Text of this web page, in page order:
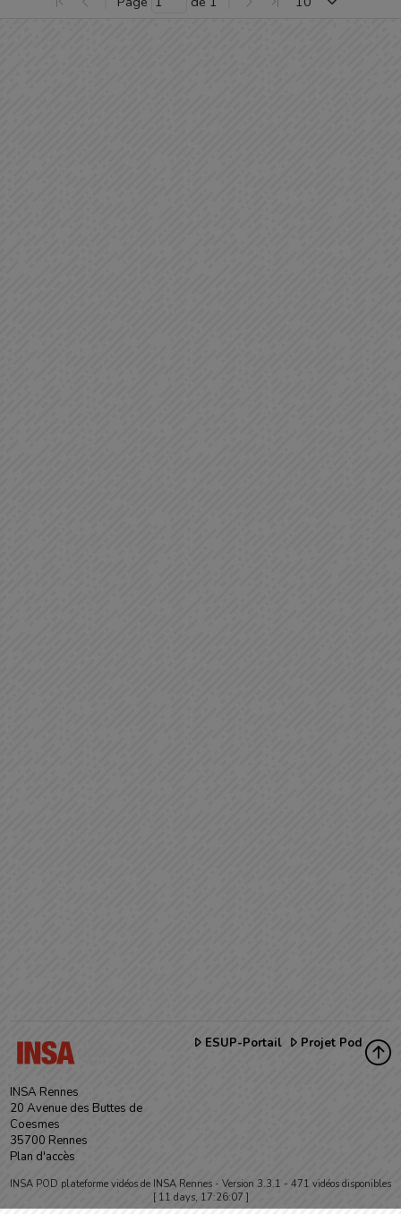
INSA Rennes
20 Avenue des Buttes de
Coesmes
35700 Rennes
Plan d'accès
ESUP-Portail Projet Pod
INSA POD plateforme vidéos de INSA Rennes - Version 3.3.1 - 471 vidéos disponibles
[ 11 days, 17:26:07 ]